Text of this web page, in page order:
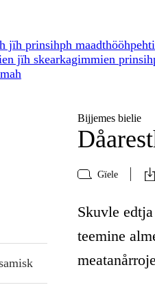
jïh prinsihph
jïh skearkagimmien
Bijjemes bielie
Gïele
Skuvle
teemine